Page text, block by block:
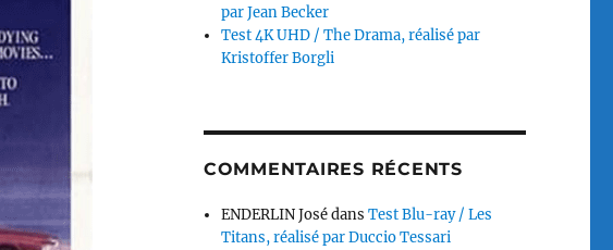
par Jean Becker
Test 4K UHD / The Drama, réalisé par
Kristoffer Borgli
COMMENTAIRES RÉCENTS
ENDERLIN JosédansTest Blu-ray / Les
Titans, réalisé par Duccio Tessari